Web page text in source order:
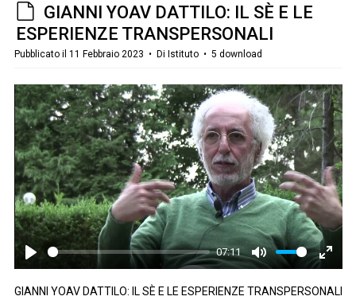
d
e
f
u
l
t
GIANNI YOAV DATTILO: IL SÈ E LE
ESPERIENZE TRANSPERSONALI
Pubblicato il 11 Febbraio 2023 Di Istituto 5 download
Play
07:11
Mute
Enter
GIANNI YOAV DATTILO: IL SÈ E LE ESPERIENZE TRANSPERSONALI